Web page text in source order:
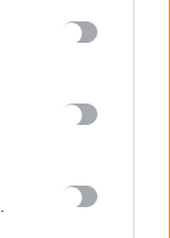
στην
γεμάτοι. Όχι…